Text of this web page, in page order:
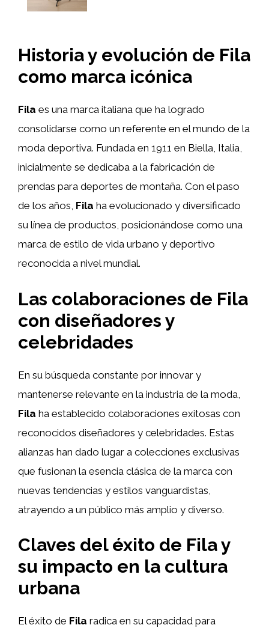
Historia y evolución de Fila
como marca icónica
Fila es una marca italiana que ha logrado
consolidarse como un referente en el mundo de la
moda deportiva. Fundada en 1911 en Biella, Italia,
inicialmente se dedicaba a la fabricación de
prendas para deportes de montaña. Con el paso
de los años, Fila ha evolucionado y diversificado
su línea de productos, posicionándose como una
marca de estilo de vida urbano y deportivo
reconocida a nivel mundial.
Las colaboraciones de Fila
con diseñadores y
celebridades
En su búsqueda constante por innovar y
mantenerse relevante en la industria de la moda,
Fila ha establecido colaboraciones exitosas con
reconocidos diseñadores y celebridades. Estas
alianzas han dado lugar a colecciones exclusivas
que fusionan la esencia clásica de la marca con
nuevas tendencias y estilos vanguardistas,
atrayendo a un público más amplio y diverso.
Claves del éxito de Fila y
su impacto en la cultura
urbana
El éxito de Fila radica en su capacidad para